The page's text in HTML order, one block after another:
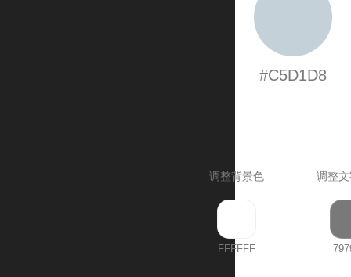
#C5D1D8
调整背景色 调整